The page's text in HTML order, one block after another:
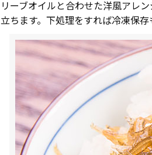
リーブオイルと合わせた洋風アレ
立ちます。下処理をすれば冷凍保